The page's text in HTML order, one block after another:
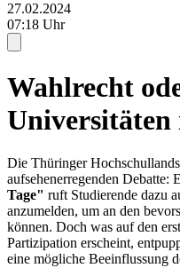
27.02.2024
07:18 Uhr
Wahlrecht
Die Thüringer
aufsehenerregenden Debatte:
Tage" ruft Studierende dazu
anzumelden, um an den
können. Doch was auf den
Partizipation erscheint,
eine mögliche Beeinflussung